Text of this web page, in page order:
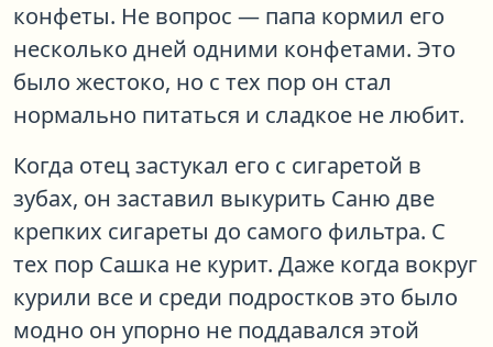
конфеты. Не вопрос — папа кормил его
несколько дней одними конфетами. Это
было жестоко, но с тех пор он стал
нормально питаться и сладкое не любит.
Когда отец застукал его с сигаретой в
зубах, он заставил выкурить Саню две
крепких сигареты до самого фильтра. С
тех пор Сашка не курит. Даже когда вокруг
курили все и среди подростков это было
модно он упорно не поддавался этой